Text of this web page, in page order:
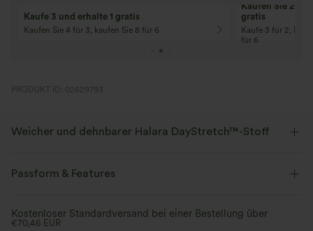
Kaufe 3 und erhalte 1 gratis
Kaufen Sie 4 für 3, kaufen Sie 8 für 6
Kaufen Sie 2
gratis
Kaufe 3 für 2,
für 6
PRODUKT ID: 02629793
Weicher und dehnbarer Halara DayStretch™-Stoff
Aktivität ist.
Passform & Features
Crossover-Bund Tasche im hinteren Bund Crossover
Kostenloser Standardversand bei einer Bestellung über
€70,46 EUR